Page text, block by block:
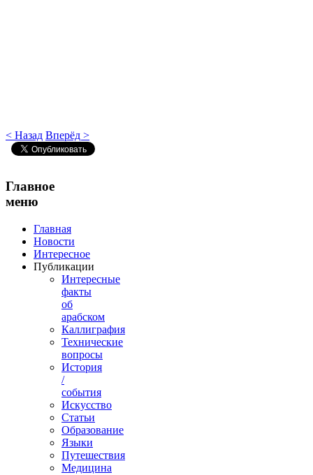
< Назад Вперёд >
Главное
меню
Главная
Новости
Интересное
Публикации
Интересные
факты
об
арабском
Каллиграфия
Технические
вопросы
История
/
события
Искусство
Статьи
Образование
Языки
Путешествия
Медицина